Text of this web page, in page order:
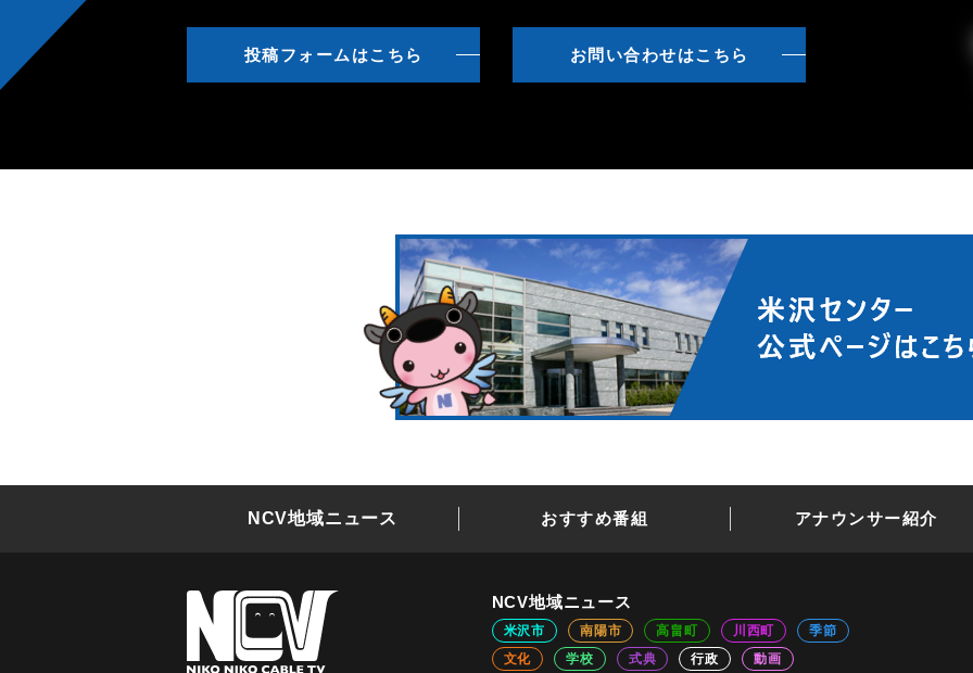
投稿フォームはこちら お問い合わせはこちら
NCV地域ニュース おすすめ番組 アナウンサー紹介
NCV地域ニュース
米沢市 南陽市 高畠町 川西町
季節
文化
学校 式典 行政 動画